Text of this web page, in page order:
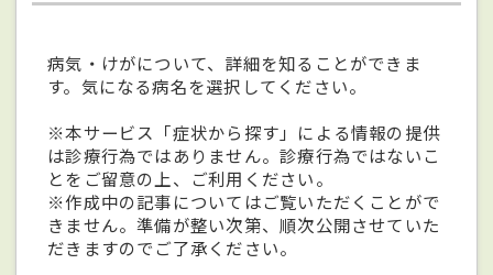
病気・けがについて、詳細を知ることができま
す。気になる病名を選択してください。
※本サービス「症状から探す」による情報の提供
は診療行為ではありません。診療行為ではないこ
とをご留意の上、ご利用ください。
※作成中の記事についてはご覧いただくことがで
きません。準備が整い次第、順次公開させていた
だきますのでご了承ください。